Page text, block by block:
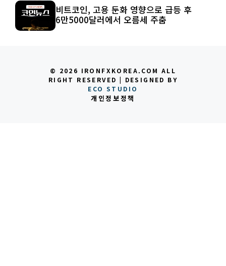
비트코인, 고용 둔화 영향으로 급등 후
6만5000달러에서 오름세 주춤
© 2026 IRONFXKOREA.COM ALL
RIGHT RESERVED | DESIGNED BY
ECO STUDIO
개인정보정책